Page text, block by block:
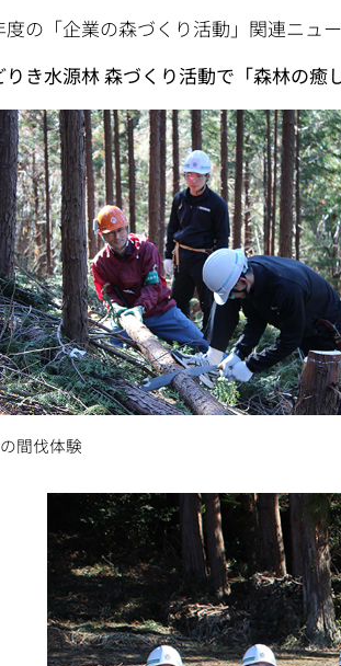
の「企業の森づくり活動」関連ニュー
りき水源林 森づくり活動で「森林の癒
間伐体験